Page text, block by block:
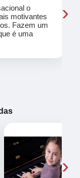
o
motivantes
Fazem um
é uma
›
›